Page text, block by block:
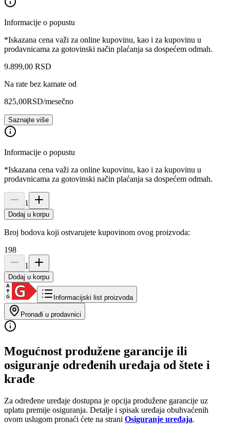
Informacije o popustu
*Iskazana cena važi za online kupovinu, kao i za kupovinu u
prodavnicama za gotovinski način plaćanja sa dospećem odmah.
9.899,00 RSD
Na rate bez kamate od
825,00RSD/mesečno
Saznajte više
Informacije o popustu
*Iskazana cena važi za online kupovinu, kao i za kupovinu u
prodavnicama za gotovinski način plaćanja sa dospećem odmah.
1
Dodaj u korpu
Broj bodova koji ostvarujete kupovinom ovog proizvoda:
198
1
Dodaj u korpu
Informacijski list proizvoda
Pronađi u prodavnici
Mogućnost produžene garancije ili
osiguranje određenih uređaja od štete i
krađe
Za određene uređaje dostupna je opcija produžene garancije uz
uplatu premije osiguranja. Detalje i spisak uređaja obuhvaćenih
ovom uslugom pronaći ćete na strani Osiguranje uređaja.